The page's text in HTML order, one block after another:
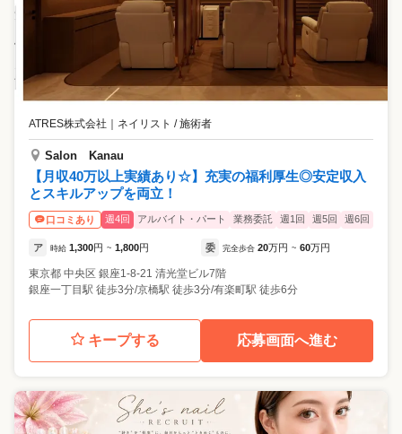
ATRES株式会社 ｜ ネイリスト / 施術者
Salon Kanau
【月収40万以上実績あり☆】充実の福利厚生◎安定収入
とスキルアップを両立！
口コミあり 週4回 アルバイト・パート 業務委託 週1回 週5回 週6回
ア 時給 1,300円 ~ 1,800円 委 完全歩合 20万円 ~ 60万円
東京都 中央区 銀座1-8-21 清光堂ビル7階
銀座一丁目駅 徒歩3分/京橋駅 徒歩3分/有楽町駅 徒歩6分
キープする 応募画面へ進む